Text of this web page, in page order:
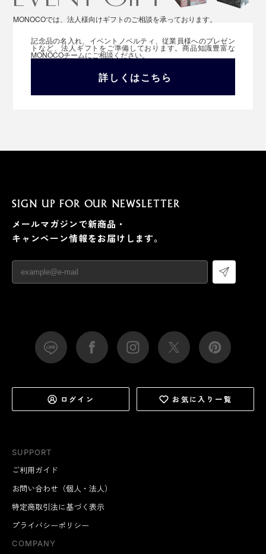
MONOCOでは、法人様向けギフトのご相談を承っております。
記念品の名入れ、イベントノベルティ、従業員様へのプレゼン
トなど、法人ギフトをご準備しております。商品知識豊富な
MONOCOチームにご相談ください。
詳しくはこちら
SUPPORT
ご利用ガイド
お問い合わせ（個人・法人）
特定商取引法に基づく表示
プライバシーポリシー
COMPANY
SIGN UP FOR OUR NEWSLETTER
メールマガジンで新商品・
キャンペーン情報をお届けします。
ログイン お気に入り一覧